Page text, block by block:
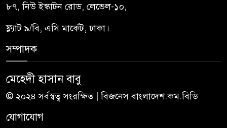
৮৭, নিউ ইস্কাটন রোড, লেভেল-১০,
ফ্ল্যাট ৯/বি, এসি মার্কেট, ঢাকা।
সম্পাদক
মেহেদী হাসান বাবু
© ২০২৪ সর্বস্বত্ব সংরক্ষিত | বিজনেস বাংলাদেশ.কম.বিডি
যোগাযোগ